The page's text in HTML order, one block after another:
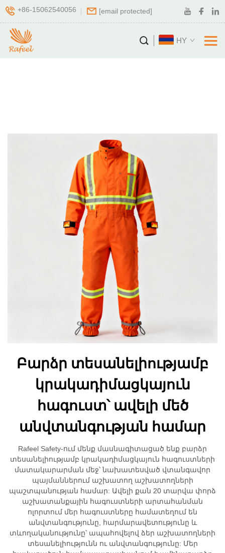
+86-15062540056 [email protected]
HY
Բարձր տեսանելիությամբ
կրակադիմացկայուն
հագուստ՝ ավելի մեծ
անվտանգության համար
Rafeel Safety-ում մենք մասնագիտացած ենք բարձր
տեսանելիությամբ կրակադիմացկայուն հագուստների
մատակարարման մեջ՝ նախատեսված վտանգավոր
պայմաններում աշխատող աշխատողների
պաշտպանության համար: Ավելի քան 20 տարվա փորձ
աշխատանքային հագուստների արտահանման
ոլորտում մեր հագուստները համատեղում են
անվտանգությունը, հարմարավետությունը և
տևողականությունը՝ ապահովելով ձեր աշխատողների
տեսանելիությունն ու անվտանգությունը: Մեր